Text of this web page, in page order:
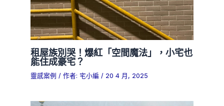
租屋族別哭！爆紅「空間魔法」，小宅也
能住成豪宅？
靈感案例 / 作者: 宅小編 / 20 4 月, 2025